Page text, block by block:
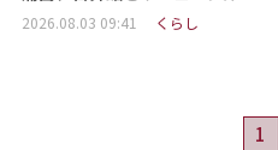
2026.08.03 09:41 くらし
1